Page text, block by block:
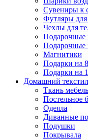
Сувениры к
Футляры для
Чехлы для
Подарочные
Подарочные
Магнитики
Подарки на
Подарки на
Домашний
Ткань
Постельное
Одеяла
Диванные
Подушки
Покрывала